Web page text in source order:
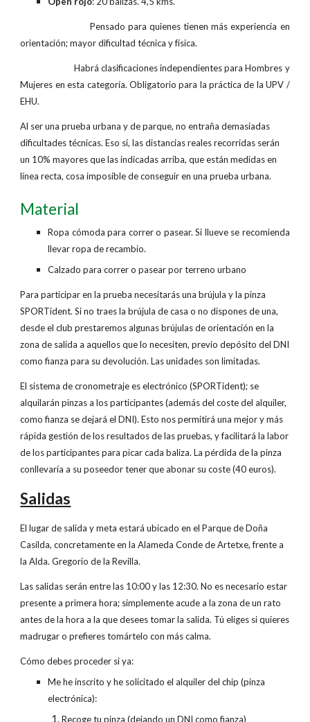
Pensado para quienes tienen más experiencia en
orientación; mayor dificultad técnica y física.
Habrá clasificaciones independientes para Hombres y
Mujeres en esta categoría. Obligatorio para la práctica de la UPV /
EHU.
Al ser una prueba urbana y de parque, no entraña demasiadas
dificultades técnicas. Eso sí, las distancias reales recorridas serán
un 10% mayores que las indicadas arriba, que están medidas en
línea recta, cosa imposible de conseguir en una prueba urbana.
Material
Ropa cómoda para correr o pasear. Si llueve se recomienda
llevar ropa de recambio.
Calzado para correr o pasear por terreno urbano
Para participar en la prueba necesitarás una brújula y la pinza
SPORTident. Si no traes la brújula de casa o no dispones de una,
desde el club prestaremos algunas brújulas de orientación en la
zona de salida a aquellos que lo necesiten, previo depósito del DNI
como fianza para su devolución. Las unidades son limitadas.
El sistema de cronometraje es electrónico (SPORTident); se
alquilarán pinzas a los participantes (además del coste del alquiler,
como fianza se dejará el DNI). Esto nos permitirá una mejor y más
rápida gestión de los resultados de las pruebas, y facilitará la labor
de los participantes para picar cada baliza. La pérdida de la pinza
conllevaría a su poseedor tener que abonar su coste (40 euros).
Salidas
El lugar de salida y meta estará ubicado en el Parque de Doña
Casilda, concretamente en la Alameda Conde de Artetxe, frente a
la Alda. Gregorio de la Revilla.
Las salidas serán entre las 10:00 y las 12:30. No es necesario estar
presente a primera hora; simplemente acude a la zona de un rato
antes de la hora a la que desees tomar la salida. Tú eliges si quieres
madrugar o prefieres tomártelo con más calma.
Cómo debes proceder si ya:
Me he inscrito y he solicitado el alquiler del chip (pinza
electrónica):
Recoge tu pinza (dejando un DNI como fianza)